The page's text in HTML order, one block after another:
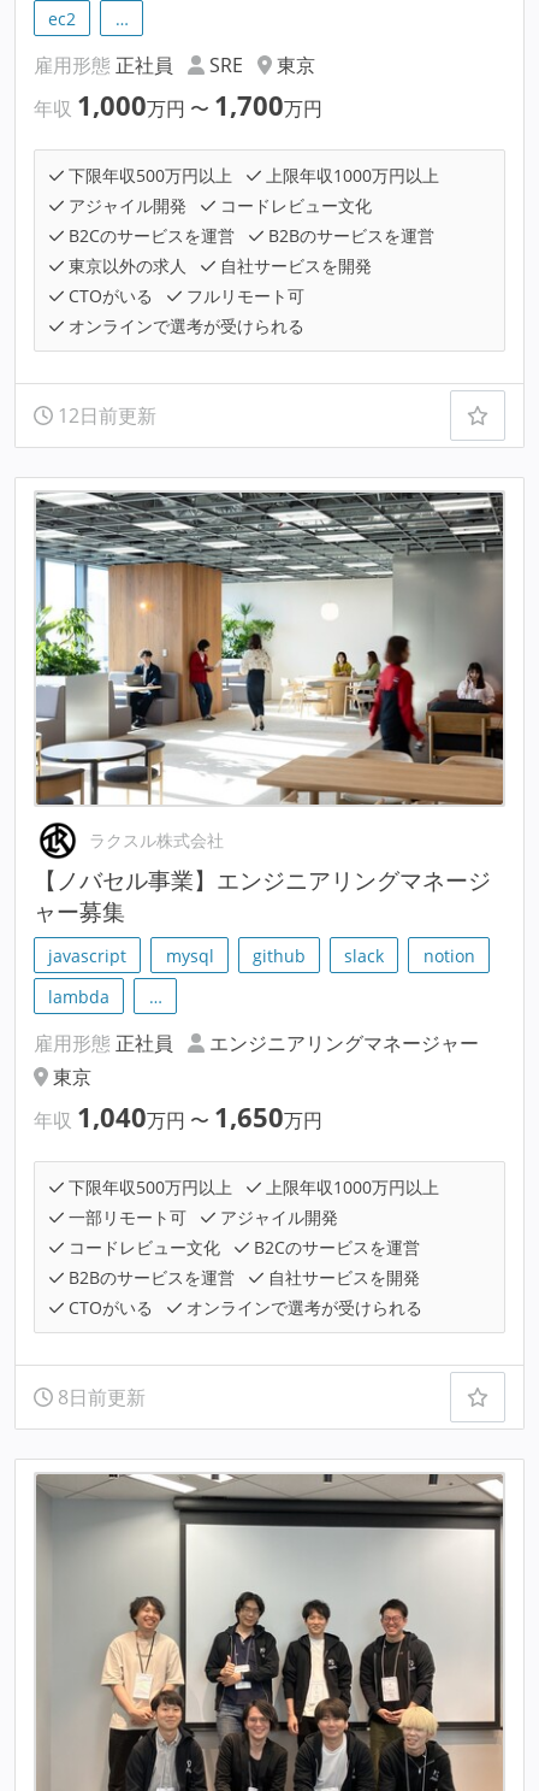
ec2 …
雇用形態 正社員 SRE
東京
年収 1,000万円 〜 1,700万円
下限年収500万円以上
上限年収1000万円以上
アジャイル開発
コードレビュー文化
B2Cのサービスを運営
B2Bのサービスを運営
東京以外の求人
自社サービスを開発
CTOがいる
フルリモート可
オンラインで選考が受けられる
12日前更新
ラクスル株式会社
【ノバセル事業】エンジニアリングマネージ
ャー募集
javascript mysql github slack
notion
lambda
…
雇用形態 正社員
エンジニアリングマネージャー
東京
年収 1,040万円 〜 1,650万円
下限年収500万円以上
上限年収1000万円以上
一部リモート可
アジャイル開発
コードレビュー文化
B2Cのサービスを運営
B2Bのサービスを運営
自社サービスを開発
CTOがいる
オンラインで選考が受けられる
8日前更新